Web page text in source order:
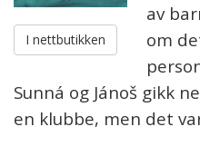
I nettbutikken
av
om
Sunná og Jánoš gikk
en klubbe, men det